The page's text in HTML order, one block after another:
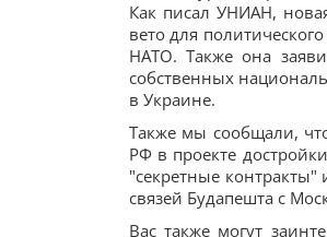
Как писал УНИАН,
вето для
НАТО. Также она
собственных
в Украине.
Также мы сообщали,
РФ в проекте
"секретные
связей Будапешта с
Вас также могут